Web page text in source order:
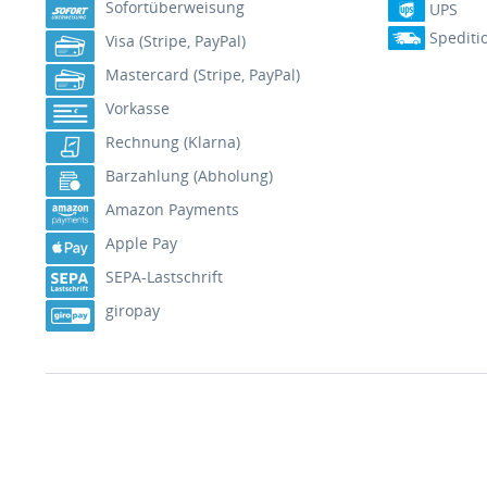
Sofortüberweisung
Visa (Stripe, PayPal)
Mastercard (Stripe, PayPal)
Vorkasse
Rechnung (Klarna)
Barzahlung (Abholung)
Amazon Payments
Apple Pay
SEPA-Lastschrift
giropay
UPS